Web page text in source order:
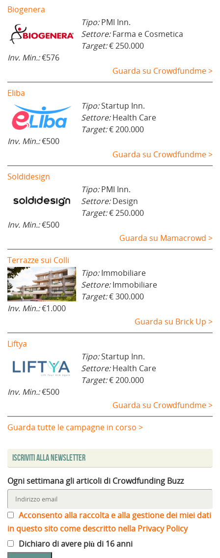
Biogenera
Tipo:PMI Inn.
Settore:Farma e Cosmetica
Target:€ 250.000
Inv. Min.:€576
Guarda su Crowdfundme >
Eliba
Tipo:Startup Inn.
Settore:Health Care
Target:€ 200.000
Inv. Min.:€500
Guarda su Crowdfundme >
Soldidesign
Tipo:PMI Inn.
Settore:Design
Target:€ 250.000
Inv. Min.:€500
Guarda su Mamacrowd >
Terrazze sui Colli
Tipo:Immobiliare
Settore:Immobiliare
Target:€ 300.000
Inv. Min.:€1.000
Guarda su Brick Up >
Liftya
Tipo:Startup Inn.
Settore:Health Care
Target:€ 200.000
Inv. Min.:€500
Guarda su Crowdfundme >
Guarda tutte le campagne in corso >
Iscriviti alla Newsletter
Ogni settimana gli articoli di Crowdfunding Buzz
Acconsento alla raccolta e alla gestione dei miei dati
in questo sito come descritto nella Privacy Policy
Dichiaro di avere più di 16 anni